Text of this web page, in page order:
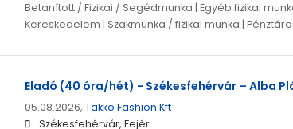
Betanított / Fizikai / Segédmunka | Egyéb fizikai
Kereskedelem | Szakmunka / fizikai munka |
Eladó (40 óra/hét) - Székesfehérvár – Alba
05.08.2026, Takko Fashion Kft
Székesfehérvár, Fejér